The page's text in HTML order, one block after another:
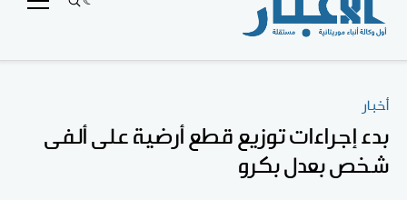
أخبار
بدء إجراءات توزيع قطع أرضية على ألفى
شخص بعدل بكرو